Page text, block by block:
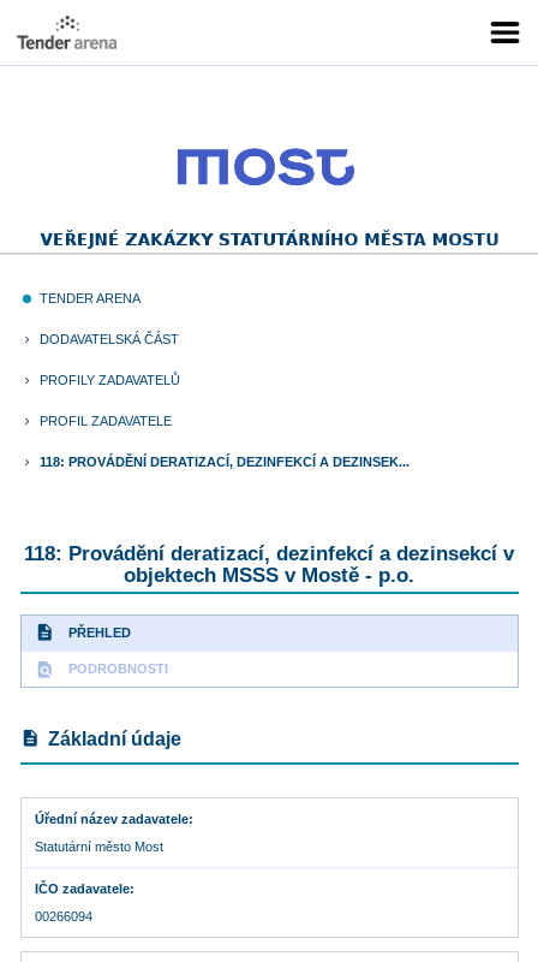
fiber_manual_record TENDER ARENA
keyboard_arrow_right DODAVATELSKÁ ČÁST
keyboard_arrow_right PROFILY ZADAVATELŮ
keyboard_arrow_right PROFIL ZADAVATELE
keyboard_arrow_right 118: PROVÁDĚNÍ DERATIZACÍ, DEZINFEKCÍ A DEZINSEK...
118: Provádění deratizací, dezinfekcí a dezinsekcí v
objektech MSSS v Mostě - p.o.
description PŘEHLED
find_in_page PODROBNOSTI
description Základní údaje
Úřední název zadavatele
Statutární město Most
IČO zadavatele
00266094